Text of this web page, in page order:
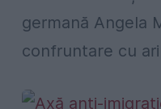
germană Angela
confruntare cu